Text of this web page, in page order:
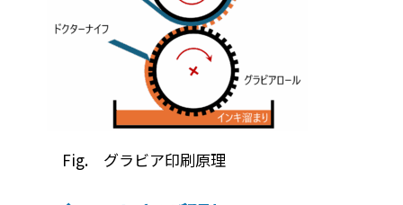
Fig. グラビア印刷原理